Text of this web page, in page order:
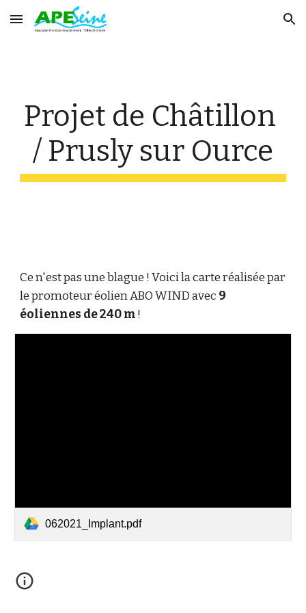
Skip to main content Skip to navigation
Projet de Châtillon
/ Prusly sur Ource
Ce n'est pas une blague ! Voici la carte réalisée par
le promoteur éolien ABO WIND avec 9
éoliennes de 240 m !
062021_Implant.pdf